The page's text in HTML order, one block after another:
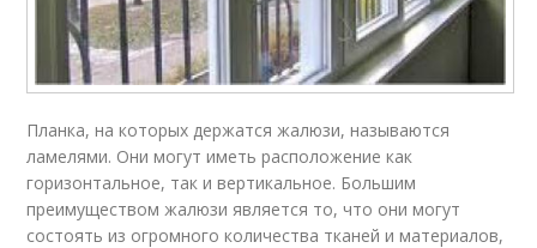
Планка, на которых держатся жалюзи, называются
ламелями. Они могут иметь расположение как
горизонтальное, так и вертикальное. Большим
преимуществом жалюзи является то, что они могут
состоять из огромного количества тканей и материалов,